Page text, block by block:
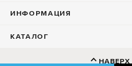
ИНФОРМАЦИЯ
КАТАЛОГ
НАВЕРХ